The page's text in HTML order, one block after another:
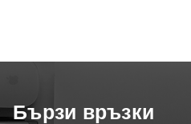
Бързи връзки